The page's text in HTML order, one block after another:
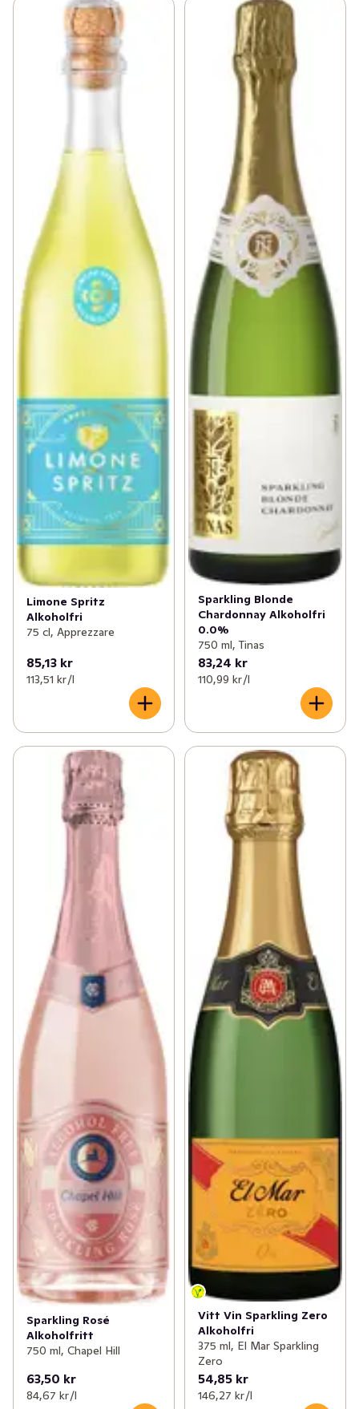
Limone Spritz
Alkoholfri
75 cl, Apprezzare
85,13 kr
113,51 kr /l
Sparkling Blonde
Chardonnay Alkoholfri
0.0%
750 ml, Tinas
83,24 kr
110,99 kr /l
Sparkling Rosé
Alkoholfritt
750 ml, Chapel Hill
63,50 kr
84,67 kr /l
Vitt Vin Sparkling Zero
Alkoholfri
375 ml, El Mar Sparkling
Zero
54,85 kr
146,27 kr /l